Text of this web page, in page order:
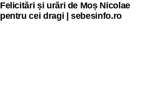
Felicitări și urări de Moș Nicolae
pentru cei dragi | sebesinfo.ro